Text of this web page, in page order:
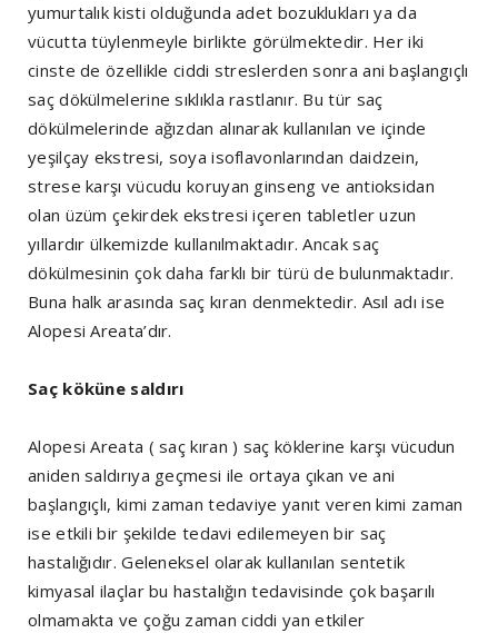
yumurtalık kisti olduğunda adet bozuklukları ya da
vücutta tüylenmeyle birlikte görülmektedir. Her iki
cinste de özellikle ciddi streslerden sonra ani başlangıçlı
saç dökülmelerine sıklıkla rastlanır. Bu tür saç
dökülmelerinde ağızdan alınarak kullanılan ve içinde
yeşilçay ekstresi, soya isoflavonlarından daidzein,
strese karşı vücudu koruyan ginseng ve antioksidan
olan üzüm çekirdek ekstresi içeren tabletler uzun
yıllardır ülkemizde kullanılmaktadır. Ancak saç
dökülmesinin çok daha farklı bir türü de bulunmaktadır.
Buna halk arasında saç kıran denmektedir. Asıl adı ise
Alopesi Areata’dır.
Saç köküne saldırı
Alopesi Areata ( saç kıran ) saç köklerine karşı vücudun
aniden saldırıya geçmesi ile ortaya çıkan ve ani
başlangıçlı, kimi zaman tedaviye yanıt veren kimi zaman
ise etkili bir şekilde tedavi edilemeyen bir saç
hastalığıdır. Geleneksel olarak kullanılan sentetik
kimyasal ilaçlar bu hastalığın tedavisinde çok başarılı
olmamakta ve çoğu zaman ciddi yan etkiler